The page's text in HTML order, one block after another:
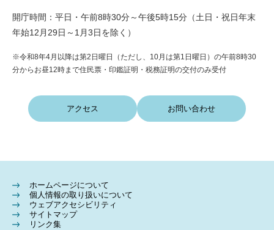
開庁時間：平日・午前8時30分～午後5時15分（土日・祝日年末
年始12月29日～1月3日を除く）
※令和8年4月以降は第2日曜日（ただし、10月は第1日曜日）の午前8時30
分からお昼12時まで住民票・印鑑証明・税務証明の交付のみ受付
アクセス お問い合わせ
ホームページについて
個人情報の取り扱いについて
ウェブアクセシビリティ
サイトマップ
リンク集